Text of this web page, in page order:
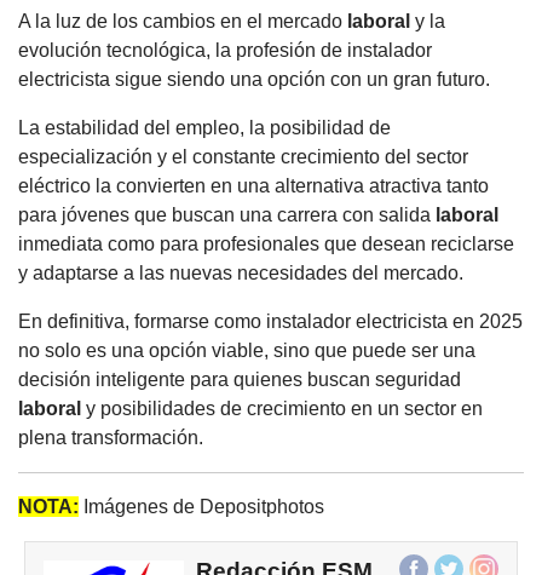
A la luz de los cambios en el mercado laboral y la
evolución tecnológica, la profesión de instalador
electricista sigue siendo una opción con un gran futuro.
La estabilidad del empleo, la posibilidad de
especialización y el constante crecimiento del sector
eléctrico la convierten en una alternativa atractiva tanto
para jóvenes que buscan una carrera con salida laboral
inmediata como para profesionales que desean reciclarse
y adaptarse a las nuevas necesidades del mercado.
En definitiva, formarse como instalador electricista en 2025
no solo es una opción viable, sino que puede ser una
decisión inteligente para quienes buscan seguridad
laboral y posibilidades de crecimiento en un sector en
plena transformación.
NOTA: Imágenes de Depositphotos